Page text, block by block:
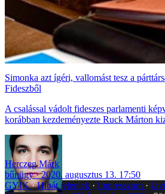
Simonka azt ígéri, vallomást tesz a
Fideszből
A csalással vádolt fideszes parlamenti
korábban kezdeményezte Ruck Márton
Herczeg Márk
bűnügy
2020. augusztus 13. 17:50
GYIK Hibát jelentek Impresszum